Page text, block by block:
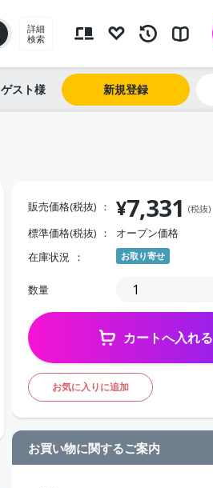
詳細
検索
ゲスト 新規登録
販売価格(税抜) ¥7,331 (税抜)
標準価格(税抜)
オープン価格
在庫状況
お取り寄せ
数量
カートへ入れる
お気に入りに追加
お買い物に関するご案内